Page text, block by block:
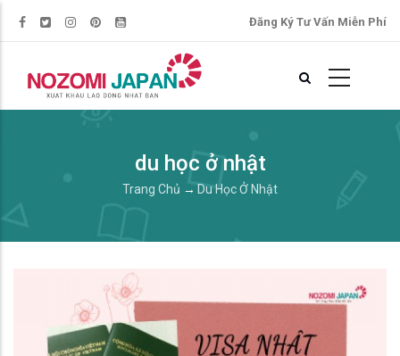
Đăng Ký Tư Vấn Miễn Phí
du học ở nhật
Trang Chủ → Du Học Ở Nhật